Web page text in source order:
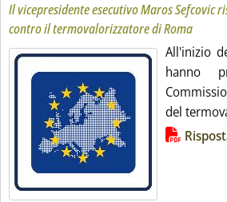
Il vicepresidente esecutivo Maros
contro il termovalorizzatore di Roma
All'inizio
hanno
del
Lista allegati PDF alla